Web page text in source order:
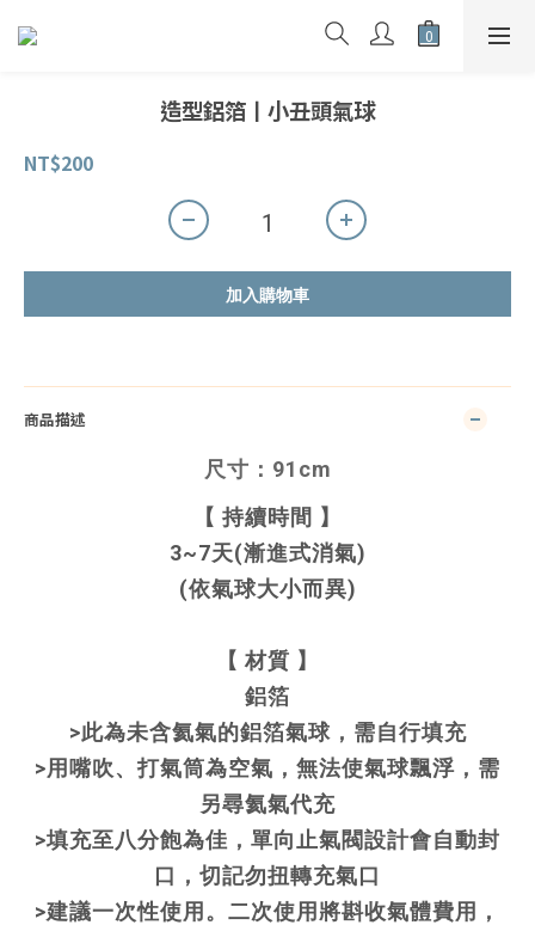
造型鋁箔丨小丑頭氣球
NT$200
加入購物車
商品描述
尺寸：91cm
【 持續時間 】
3~7天(漸進式消氣)
(依氣球大小而異)
【 材質 】
鋁箔
>此為未含氦氣的鋁箔氣球，需自行填充
>用嘴吹、打氣筒為空氣，無法使氣球飄浮，需
另尋氦氣代充
>填充至八分飽為佳，單向止氣閥設計會自動封
口，切記勿扭轉充氣口
>建議一次性使用。二次使用將斟收氣體費用，